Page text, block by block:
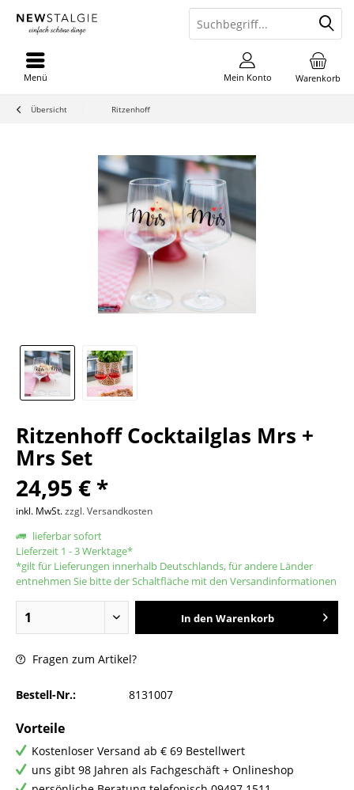
Warenkorb
Mein Konto
Menü
Übersicht Ritzenhoff
Ritzenhoff Cocktailglas Mrs +
Mrs Set
24,95 € *
inkl. MwSt.zzgl. Versandkosten
lieferbar sofort
Lieferzeit 1 - 3 Werktage*
*gilt für Lieferungen innerhalb Deutschlands, für andere Länder
entnehmen Sie bitte der Schaltfläche mit den Versandinformationen
In den Warenkorb
Fragen zum Artikel?
Bestell-Nr.: 8131007
Vorteile
Kostenloser Versand ab € 69 Bestellwert
uns gibt 98 Jahren als Fachgeschäft + Onlineshop